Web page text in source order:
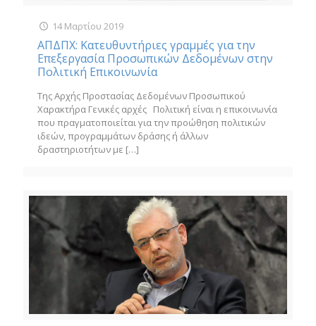
14 Μαρτίου 2019
ΑΠΔΠΧ: Κατευθυντήριες γραμμές για την
Επεξεργασία Προσωπικών Δεδομένων στην
Πολιτική Επικοινωνία
Της Αρχής Προστασίας Δεδομένων Προσωπικού
Χαρακτήρα Γενικές αρχές Πολιτική είναι η επικοινωνία
που πραγματοποιείται για την προώθηση πολιτικών
ιδεών, προγραμμάτων δράσης ή άλλων
δραστηριοτήτων με […]